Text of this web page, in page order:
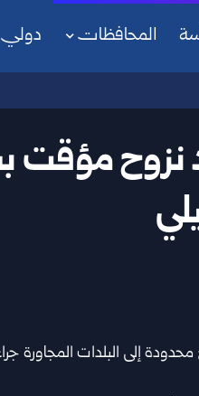
المحافظات دولي
نزوح
محدودة إلى البلدات المجاورة